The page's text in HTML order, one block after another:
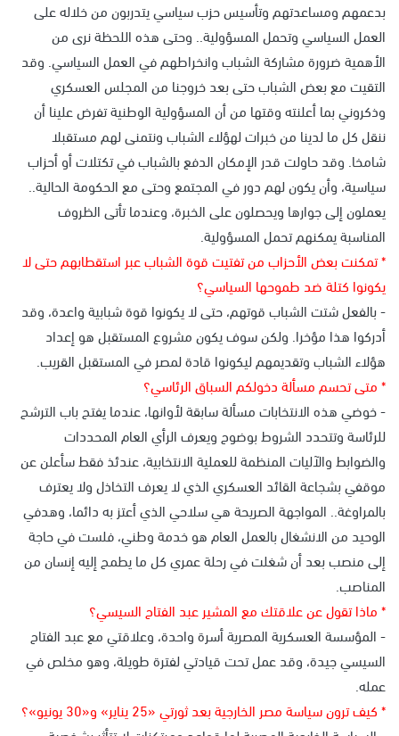
بدعمهم ومساعدتهم وتأسيس حزب سياسي يتدربون من خلاله على
العمل السياسي وتحمل المسؤولية.. وحتى هذه اللحظة نرى من
الأهمية ضرورة مشاركة الشباب وانخراطهم في العمل السياسي. وقد
التقيت مع بعض الشباب حتى بعد خروجنا من المجلس العسكري
وذكروني بما أعلنته وقتها من أن المسؤولية الوطنية تفرض علينا أن
ننقل كل ما لدينا من خبرات لهؤلاء الشباب ونتمنى لهم مستقبلا
شامخا. وقد حاولت قدر الإمكان الدفع بالشباب في تكتلات أو أحزاب
سياسية، وأن يكون لهم دور في المجتمع وحتى مع الحكومة الحالية..
يعملون إلى جوارها ويحصلون على الخبرة، وعندما تأتى الظروف
المناسبة يمكنهم تحمل المسؤولية.
* تمكنت بعض الأحزاب من تفتيت قوة الشباب عبر استقطابهم حتى لا
يكونوا كتلة ضد طموحها السياسي؟
- بالفعل شتت الشباب قوتهم، حتى لا يكونوا قوة شبابية واعدة، وقد
أدركوا هذا مؤخرا. ولكن سوف يكون مشروع المستقبل هو إعداد
هؤلاء الشباب وتقديمهم ليكونوا قادة لمصر في المستقبل القريب.
* متى تحسم مسألة دخولكم السباق الرئاسي؟
- خوضي هذه الانتخابات مسألة سابقة لأوانها، عندما يفتح باب الترشح
للرئاسة وتتحدد الشروط بوضوح ويعرف الرأي العام المحددات
والضوابط والآليات المنظمة للعملية الانتخابية، عندئذ فقط سأعلن عن
موقفي بشجاعة القائد العسكري الذي لا يعرف التخاذل ولا يعترف
بالمراوغة.. المواجهة الصريحة هي سلاحي الذي أعتز به دائما، وهدفي
الوحيد من الانشغال بالعمل العام هو خدمة وطني، فلست في حاجة
إلى منصب بعد أن شغلت في رحلة عمري كل ما يطمح إليه إنسان من
المناصب.
* ماذا تقول عن علاقتك مع المشير عبد الفتاح السيسي؟
- المؤسسة العسكرية المصرية أسرة واحدة، وعلاقتي مع عبد الفتاح
السيسي جيدة، وقد عمل تحت قيادتي لفترة طويلة، وهو مخلص في
عمله.
* كيف ترون سياسة مصر الخارجية بعد ثورتي «25 يناير» و«30 يونيو»؟